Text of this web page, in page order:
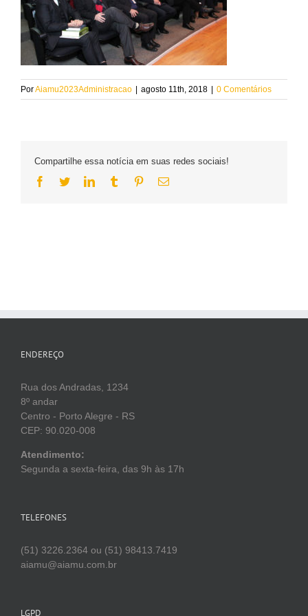
PorAiamu2023Administracao agosto 11th, 2018 0 Comentários
Compartilhe essa notícia em suas redes sociais!
Facebook
TwitterLinkedInTumblr PinterestEmail
ENDEREÇO
Rua dos Andradas, 1234
8º andar
Centro - Porto Alegre - RS
CEP: 90.020-008
Atendimento:
Segunda a sexta-feira, das 9h às 17h
TELEFONES
(51) 3226.2364 ou (51) 98413.7419
aiamu@aiamu.com.br
LGPD